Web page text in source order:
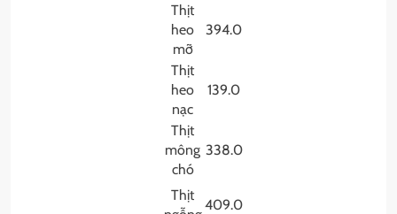
Thịt
heo
mỡ
394.0
Thịt
heo
nạc
139.0
Thịt
mông
chó
338.0
Thịt
409.0